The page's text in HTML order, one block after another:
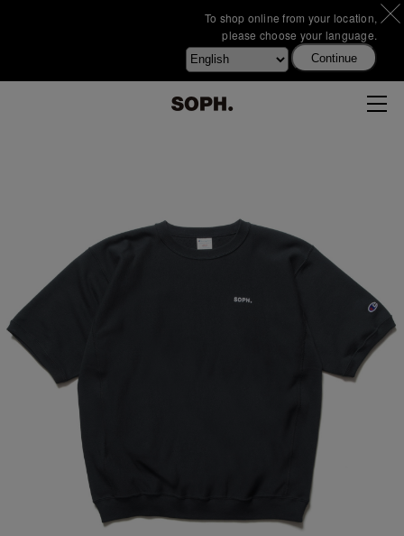
To shop online from your location,
please choose your language.
Continue